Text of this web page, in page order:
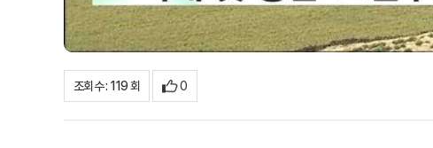
조회수 : 119 회 0